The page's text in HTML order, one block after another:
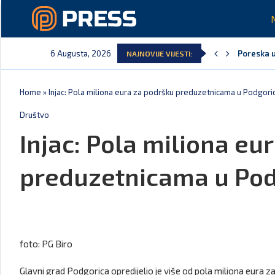
6 Augusta, 2026 NAJNOVIJE VIJESTI:
Poreska
Laković:
Crna
EPCG:
Spajić:
Home »Injac: Pola miliona eura za podršku preduzetnicama u
Društvo
Injac: Pola miliona
preduzetnicama u
foto: PG Biro
Glavni grad Podgorica opredijelio je više od pola miliona eura